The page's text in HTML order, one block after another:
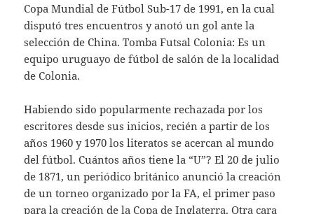
Copa Mundial de Fútbol Sub-17 de 1991, en la cual
disputó tres encuentros y anotó un gol ante la
selección de China. Tomba Futsal Colonia: Es un
equipo uruguayo de fútbol de salón de la localidad
de Colonia.
Habiendo sido popularmente rechazada por los
escritores desde sus inicios, recién a partir de los
años 1960 y 1970 los literatos se acercan al mundo
del fútbol. Cuántos años tiene la “U”? El 20 de julio
de 1871, un periódico británico anunció la creación
de un torneo organizado por la FA, el primer paso
para la creación de la Copa de Inglaterra. Otra cara